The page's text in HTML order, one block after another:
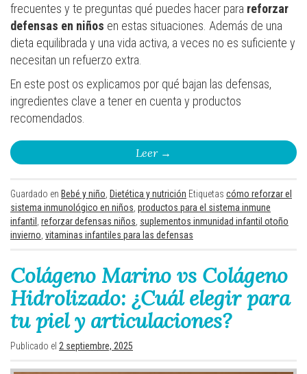
frecuentes y te preguntas qué puedes hacer para reforzar
defensas en niños en estas situaciones. Además de una
dieta equilibrada y una vida activa, a veces no es suficiente y
necesitan un refuerzo extra.
En este post os explicamos por qué bajan las defensas,
ingredientes clave a tener en cuenta y productos
recomendados.
Leer →
Guardado en Bebé y niño Dietética y nutrición Etiquetas cómo reforzar el
sistema inmunológico en niños productos para el sistema inmune
infantil reforzar defensas niños suplementos inmunidad infantil otoño
invierno vitaminas infantiles para las defensas
Colágeno Marino vs Colágeno
Hidrolizado: ¿Cuál elegir para
tu piel y articulaciones?
Publicado el 2 septiembre, 2025